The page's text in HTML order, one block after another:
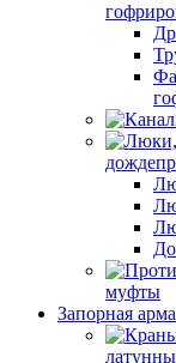
муфты
Запорная